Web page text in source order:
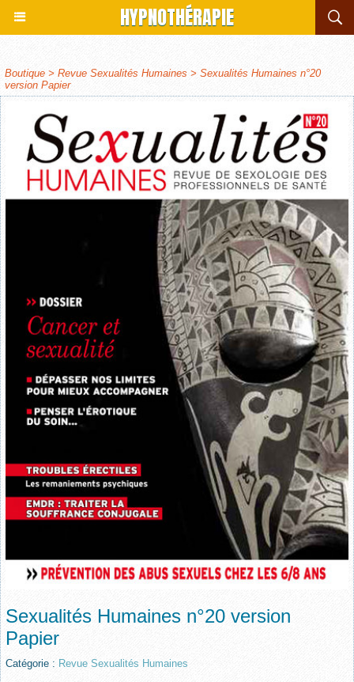
HYPNOTHÉRAPIE
Boutique > Revue Sexualités Humaines > Sexualités Humaines n°20
version Papier
Sexualités Humaines n°20 version
Papier
Catégorie : Revue Sexualités Humaines